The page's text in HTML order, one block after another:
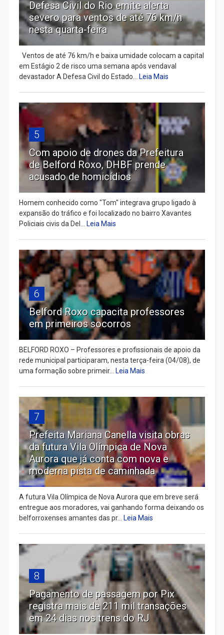
Defesa Civil do Rio emite alerta
severo para ventos de até 76 km/h
nesta quarta-feira
Ventos de até 76 km/h e baixa umidade colocam a capital
em Estágio 2 de risco uma semana após vendaval
devastador A Defesa Civil do Estado... Leia Mais
5
Com apoio de drones da Prefeitura
de Belford Roxo, DHBF prende
acusado de homicídios
Homem conhecido como "Tom" integrava grupo ligado à
expansão do tráfico e foi localizado no bairro Xavantes
Policiais civis da Del... Leia Mais
6
Belford Roxo capacita professores
em primeiros socorros
BELFORD ROXO – Professores e profissionais de apoio da
rede municipal participaram, nesta terça-feira (04/08), de
uma formação sobre primeir... Leia Mais
7
Prefeita Mariana Canella visita obras
da futura Vila Olímpica de Nova
Aurora que já conta com nova e
moderna pista de caminhada
A futura Vila Olímpica de Nova Aurora que em breve será
entregue aos moradores, vai ganhando forma deixando os
belforroxenses amantes das pr... Leia Mais
8
Pagamento de passagem por Pix
registra mais de 211 mil transações
em 24 dias nos trens do RJ